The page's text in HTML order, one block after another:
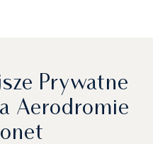
Prywatne
Aerodromie